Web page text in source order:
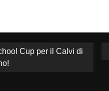
Cup per il Calvi di